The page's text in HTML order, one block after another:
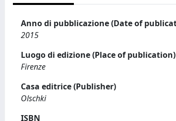
Anno di pubblicazione (Date of
2015
Luogo di edizione (Place of publication)
Firenze
Casa editrice (Publisher)
Olschki
ISBN